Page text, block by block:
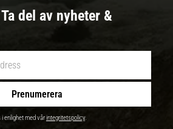
del av nyheter &
Prenumerera
enlighet med vårintegritetspolicy.